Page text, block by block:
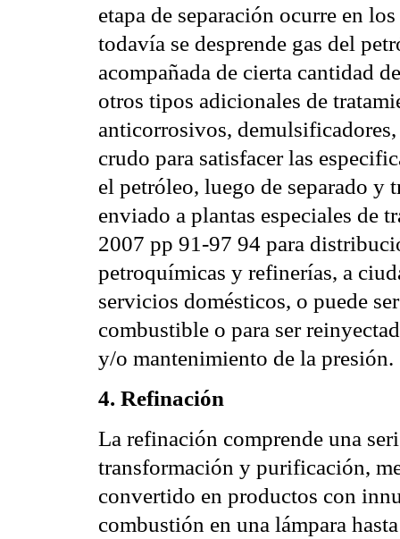
etapa de separación ocurre en
todavía se desprende gas del
acompañada de cierta cantidad
otros tipos adicionales de
anticorrosivos,
crudo para satisfacer las
el petróleo, luego de separado y
enviado a plantas especiales de
2007 pp 91-97 94 para
petroquímicas y refinerías, a
servicios domésticos, o puede
combustible o para ser
y/o mantenimiento de la presión.
4. Refinación
La refinación comprende una
transformación y purificación,
convertido en productos con
combustión en una lámpara